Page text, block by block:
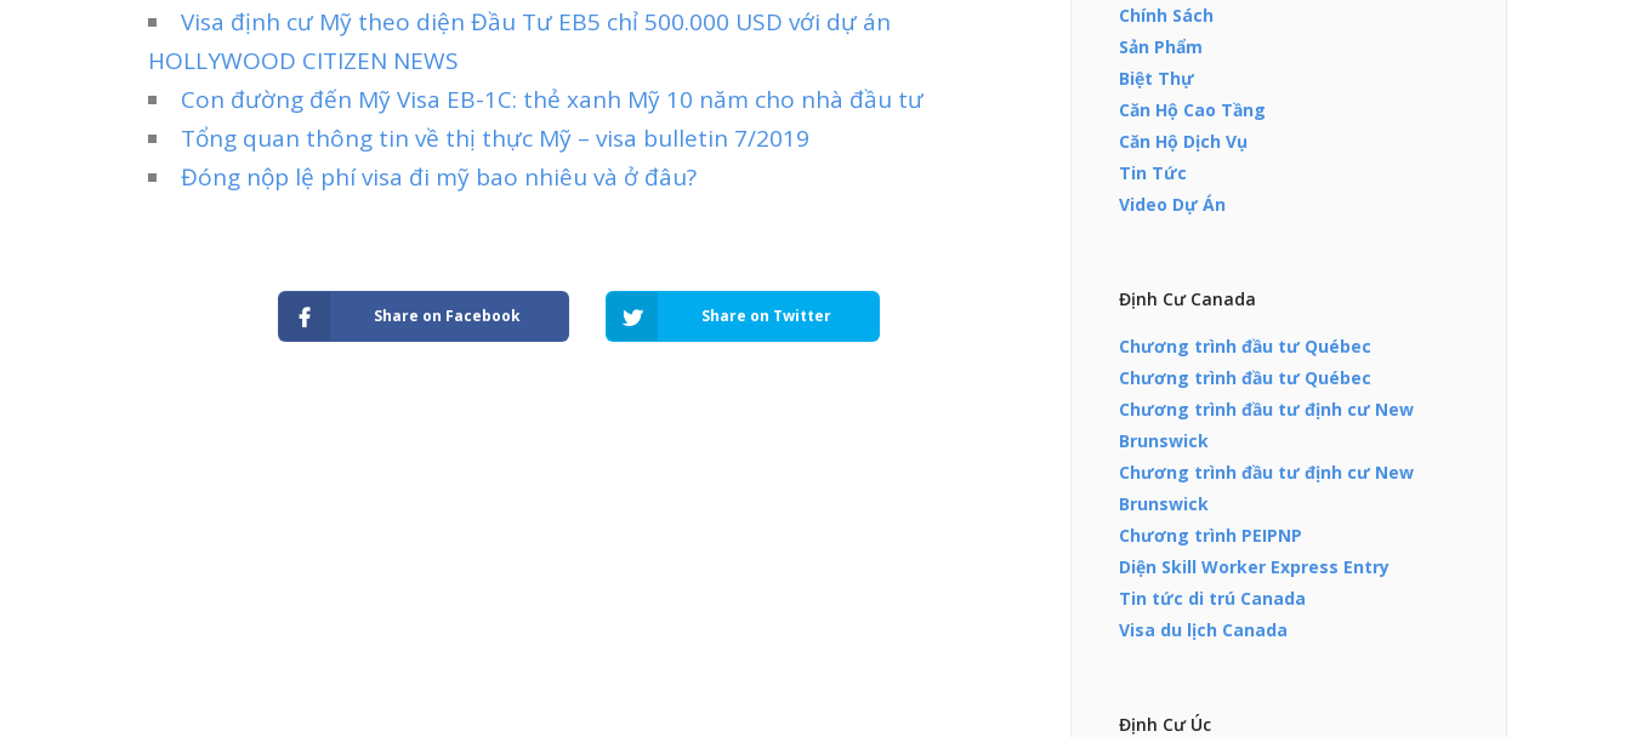
Visa định cư Mỹ theo diện Đầu Tư EB5 chỉ 500.000 USD với dự án
HOLLYWOOD CITIZEN NEWS
Con đường đến Mỹ Visa EB-1C: thẻ xanh Mỹ 10 năm cho nhà đầu tư
Tổng quan thông tin về thị thực Mỹ – visa bulletin 7/2019
Đóng nộp lệ phí visa đi mỹ bao nhiêu và ở đâu?
Share on Facebook Share on Twitter
Chính Sách
Sản Phẩm
Biệt Thự
Căn Hộ Cao Tầng
Căn Hộ Dịch Vụ
Tin Tức
Video Dự Án
Định Cư Canada
Chương trình đầu tư Québec
Chương trình đầu tư Québec
Chương trình đầu tư định cư New
Brunswick
Chương trình đầu tư định cư New
Brunswick
Chương trình PEIPNP
Diện Skill Worker Express Entry
Tin tức di trú Canada
Visa du lịch Canada
Định Cư Úc